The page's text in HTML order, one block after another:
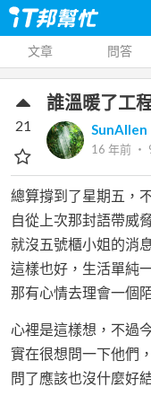
文章 問答
誰溫暖了工
SunAllen
16 年前 ‧
21
總算撐到了星期五，
自從上次那封語帶威
就沒五號櫃小姐的消
這樣也好，生活單純
那有心情去理會一個
心裡是這樣想，不過
實在很想問一下他們
問了應該也沒什麼好